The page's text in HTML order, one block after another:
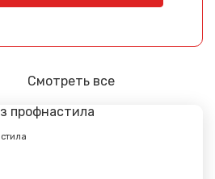
Смотреть все